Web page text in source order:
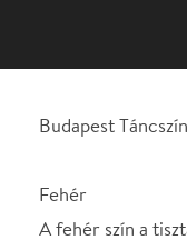
gyermekkort,
„Fogócskára”, a
a „Bújj-bújj zöld